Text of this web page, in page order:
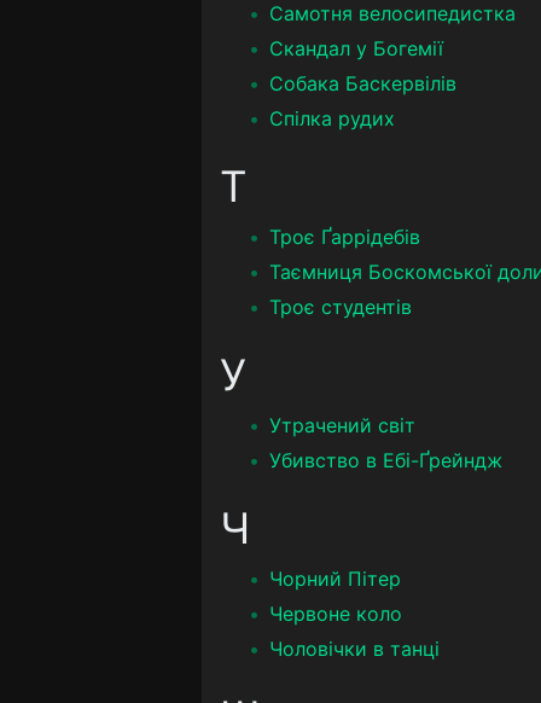
Самотня велосипедистка
Скандал у Богемії
Собака Баскервілів
Спілка рудих
Т
Троє Ґаррідебів
Таємниця Боскомської
Троє студентів
У
Утрачений світ
Убивство в Ебі-Ґрейндж
Ч
Чорний Пітер
Червоне коло
Чоловічки в танці